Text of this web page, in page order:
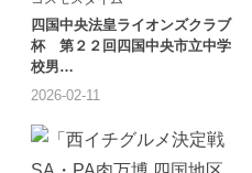
四国中央法皇ライオンズクラブ
杯 第２２回四国中央市立中学
校男…
2026-02-11